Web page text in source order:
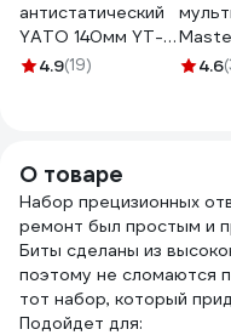
антистатический
YATO 140мм YT-
6916 37146916 092
4.9(19)
00-4.6
О товаре
Набор прецизионных
ремонт был простым и
Биты сделаны из
поэтому не сломаются
тот набор, который
Подойдет для: